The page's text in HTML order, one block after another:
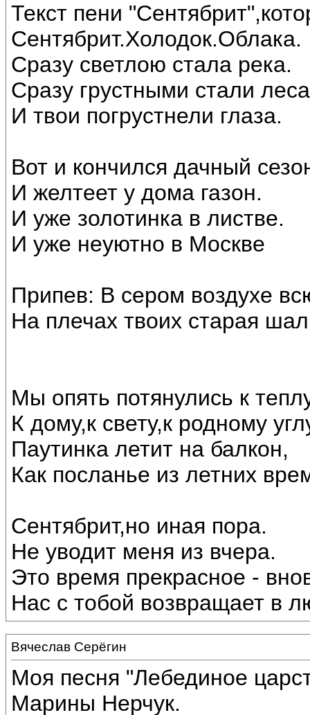
Текст пени
Сентябрит.Холодок.Облака.
Сразу светлою стала река.
Сразу грустными стали
И твои погрустнели глаза.
Вот и кончился дачный
И желтеет у дома газон.
И уже золотинка в листве.
И уже неуютно в Москве
Припев: В сером воздухе
На плечах твоих старая
Мы опять потянулись к
К дому,к свету,к родному
Паутинка летит на балкон,
Как посланье из летних
Сентябрит,но иная пора.
Не уводит меня из вчера.
Это время прекрасное -
Нас с тобой возвращает в
Вячеслав Серёгин
Моя песня "Лебединое
Марины Нерчук.